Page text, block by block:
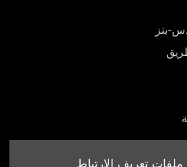
تعريف الارتباط
بنز